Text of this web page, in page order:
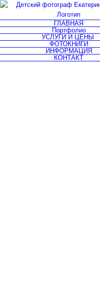
Skip
ГЛАВНАЯ
Портфолио
УСЛУГИ И ЦЕНЫ
ФОТОКНИГИ
ИНФОРМАЦИЯ
КОНТАКТ